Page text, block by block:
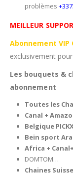
problèmes
MEILLEUR
Abonnement VIP
exclusivement pour
Les bouquets &
abonnement
Toutes les
Canal +
Belgique
Bein sport
Africa +
DOMTOM…
Chaines